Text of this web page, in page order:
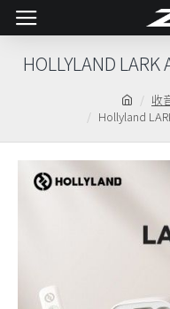
收
Hollyland
HOLLYLAND